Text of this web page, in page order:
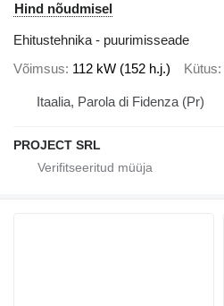
Hind nõudmisel
Ehitustehnika - puurimisseade
Võimsus 112 kW (152 h.j.) Kütus
Itaalia, Parola di Fidenza (Pr)
PROJECT SRL